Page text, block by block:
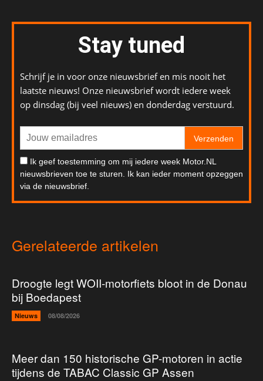
Stay tuned
Schrijf je in voor onze nieuwsbrief en mis nooit het
laatste nieuws! Onze nieuwsbrief wordt iedere week
op dinsdag (bij veel nieuws) en donderdag verstuurd.
Verzenden
Ik geef toestemming om mij iedere week Motor.NL
nieuwsbrieven toe te sturen. Ik kan ieder moment opzeggen
via de nieuwsbrief.
Gerelateerde artikelen
Droogte legt WOII-motorfiets bloot in de Donau
bij Boedapest
Nieuws 08/08/2026
Meer dan 150 historische GP-motoren in actie
tijdens de TABAC Classic GP Assen